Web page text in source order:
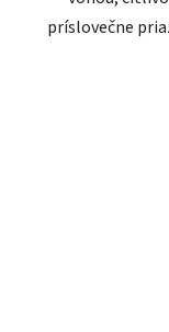
príslovečne